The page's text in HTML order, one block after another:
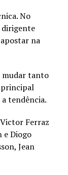
No
dirigente
na
mudar tanto
principal
tendência.
Ferraz
e Diogo
Jean